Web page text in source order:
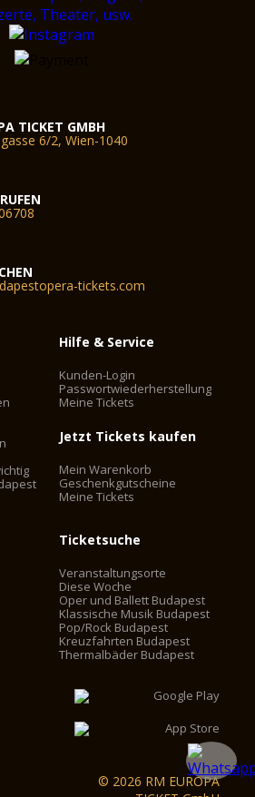
TICKET GMBH
6/2, Wien-1040
tickets.com
Hilfe & Service
Kunden-Login
Passwortwiederherstellung
Meine Tickets
Jetzt Tickets kaufen
Mein Warenkorb
Geschenkgutscheine
Meine Tickets
Ticketsuche
Veranstaltungsorte
Diese Woche
Oper und Ballett Budapest
Klassische Musik Budapest
Pop/Rock Budapest
Kreuzfahrten Budapest
Thermalbäder Budapest
© 2026 RM EUROPA